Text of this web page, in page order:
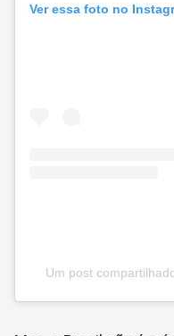
Ver essa foto no
Um post